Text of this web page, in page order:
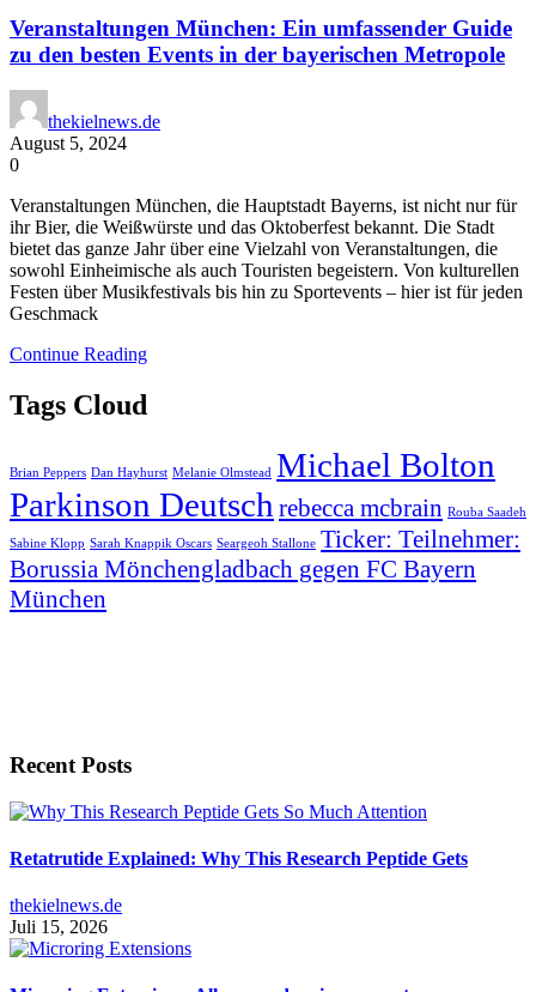
Veranstaltungen München: Ein umfassender Guide
zu den besten Events in der bayerischen Metropole
thekielnews.de
August 5, 2024
0
Veranstaltungen München, die Hauptstadt Bayerns, ist nicht nur für
ihr Bier, die Weißwürste und das Oktoberfest bekannt. Die Stadt
bietet das ganze Jahr über eine Vielzahl von Veranstaltungen, die
sowohl Einheimische als auch Touristen begeistern. Von kulturellen
Festen über Musikfestivals bis hin zu Sportevents – hier ist für jeden
Geschmack
Continue Reading
Tags Cloud
Brian Peppers Dan Hayhurst Melanie Olmstead Michael Bolton
Parkinson Deutsch rebecca mcbrain Rouba Saadeh
Sabine Klopp Sarah Knappik Oscars Seargeoh Stallone Ticker: Teilnehmer:
Borussia Mönchengladbach gegen FC Bayern
München
Recent Posts
Retatrutide Explained: Why This Research Peptide Gets
thekielnews.de
Juli 15, 2026